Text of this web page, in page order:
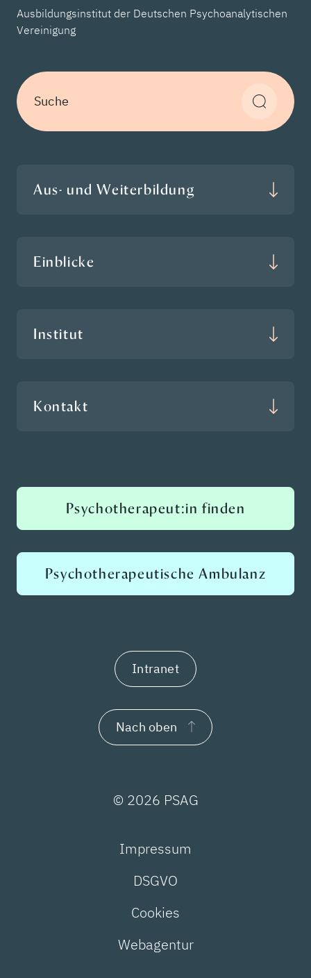
Ausbildungsinstitut der Deutschen Psychoanalytischen
Vereinigung
Suche
Aus- und Weiterbildung
Einblicke
Institut
Kontakt
Psychotherapeut:in finden
Psychotherapeutische Ambulanz
Intranet
Nach oben
© 2026 PSAG
Impressum
DSGVO
Cookies
Webagentur